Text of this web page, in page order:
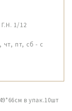
1/12
чт, пт, сб - с
в упак.10шт